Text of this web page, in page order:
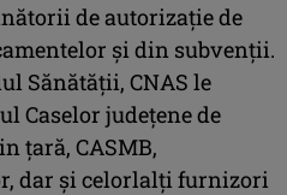
de autorizaţie de
şi din subvenţii.
Sănătăţii, CNAS le
Caselor judeţene de
ţară, CASMB,
dar şi celorlalţi furnizori